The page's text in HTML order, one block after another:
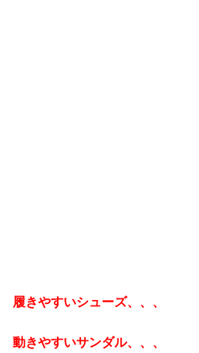
履きやすいシューズ、、、
動きやすいサンダル、、、